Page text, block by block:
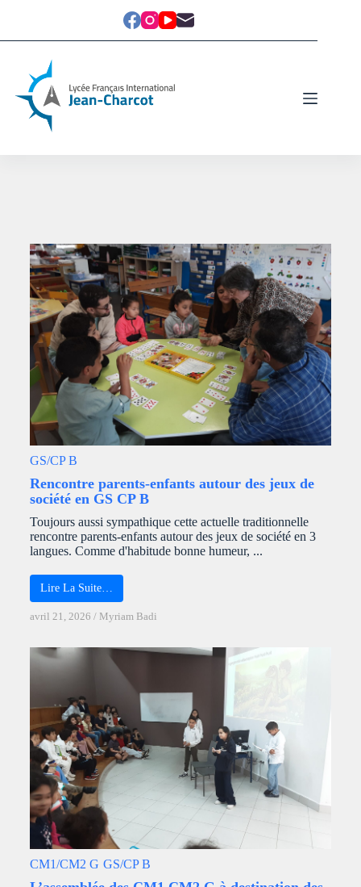
GS/CP B
Rencontre parents-enfants autour des jeux de
société en GS CP B
Toujours aussi sympathique cette actuelle traditionnelle
rencontre parents-enfants autour des jeux de société en 3
langues. Comme d'habitude bonne humeur, ...
Lire La Suite…
avril 21, 2026 / Myriam Badi
CM1/CM2 G GS/CP B